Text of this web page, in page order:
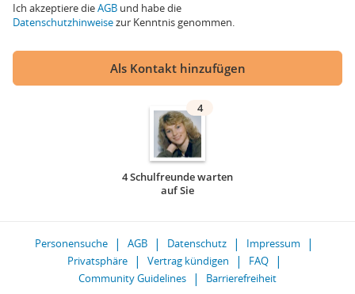
Ich akzeptiere dieAGB und habe die
Datenschutzhinweisezur Kenntnis genommen.
Als Kontakt hinzufügen
4
4 Schulfreunde warten
auf Sie
Personensuche AGB Datenschutz
Impressum
Privatsphäre
Vertrag kündigen
FAQ
Community Guidelines
Barrierefreiheit